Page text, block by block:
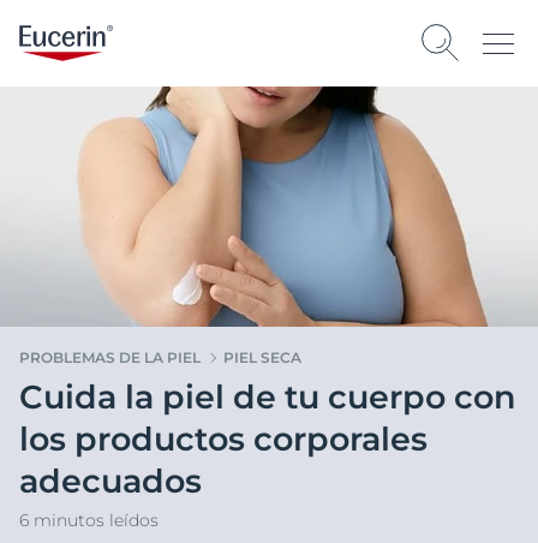
PROBLEMAS DE LA PIEL PIEL SECA
Cuida la piel de tu cuerpo con
los productos corporales
adecuados
6 minutos leídos